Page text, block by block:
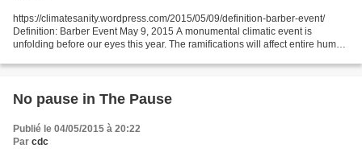
https://climatesanity.wordpress.com/2015/05/09/definition-barber-event/
Definition: Barber Event May 9, 2015 A monumental climatic event is
unfolding before our eyes this year. The ramifications will affect entire human
No pause in The Pause
Publié le 04/05/2015 à 20:22
Par cdc